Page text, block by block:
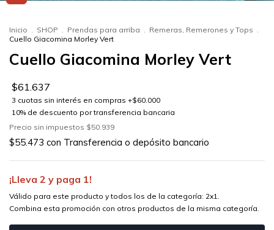
Inicio SHOP Prendas para arriba Remeras, Remerones y Tops
Cuello Giacomina Morley Vert
Cuello Giacomina Morley Vert
$61.637
Precio sin impuestos $50.939
$55.473 con Transferencia o depósito bancario
¡Lleva 2 y paga 1!
Válido para este producto y todos los de la categoría: 2x1.
Combina esta promoción con otros productos de la misma categoría.